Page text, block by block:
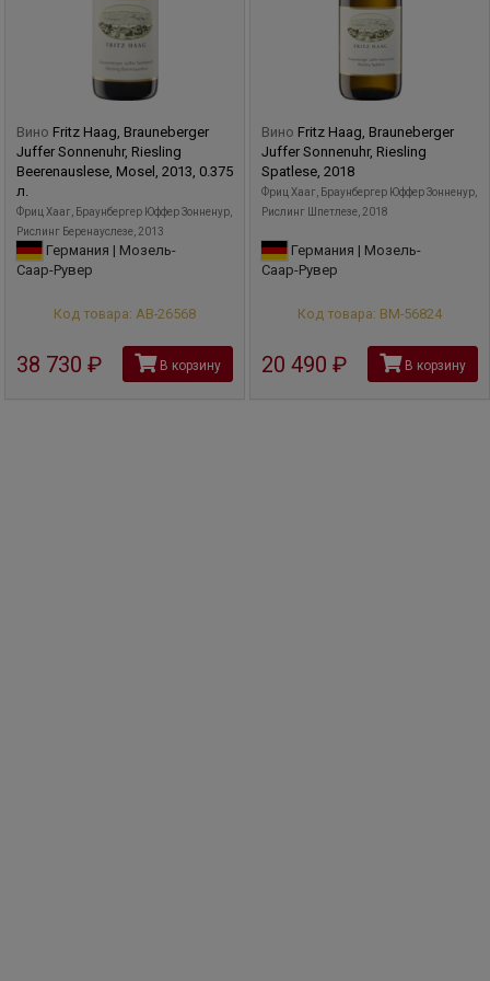
классической немецкой классификацией и производит
терруарные вина высочайшего качества.
Вино Fritz Haag, Brauneberger
Juffer Sonnenuhr, Riesling
Beerenauslese, Mosel, 2013, 0.375
л.
Фриц Хааг, Браунбергер Юффер Зонненур,
Рислинг Беренауслезе, 2013
Германия | Мозель-
Саар-Рувер
Код товара: АВ-26568
38 730 руб В корзину
Вино Fritz Haag, Brauneberger
Juffer Sonnenuhr, Riesling
Spatlese, 2018
Фриц Хааг, Браунбергер Юффер Зонненур,
Рислинг Шпетлезе, 2018
Германия | Мозель-
Саар-Рувер
Код товара: ВМ-56824
20 490 руб В корзину